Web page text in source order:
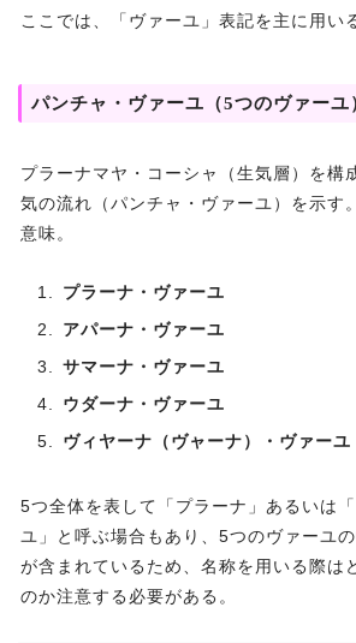
ここでは、「ヴァーユ」表記を主に用い
パンチャ・ヴァーユ（5つのヴァーユ
プラーナマヤ・コーシャ（生気層）を構
気の流れ（パンチャ・ヴァーユ）を示す
意味。
プラーナ・ヴァーユ
アパーナ・ヴァーユ
サマーナ・ヴァーユ
ウダーナ・ヴァーユ
ヴィヤーナ（ヴャーナ）・ヴァーユ
5つ全体を表して「プラーナ」あるいは
ユ」と呼ぶ場合もあり、5つのヴァーユの
が含まれているため、名称を用いる際は
のか注意する必要がある。